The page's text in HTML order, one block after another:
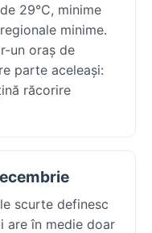
29°C, minime
minime.
un oraș de
parte aceleași:
răcorire
scurte definesc
are în medie doar